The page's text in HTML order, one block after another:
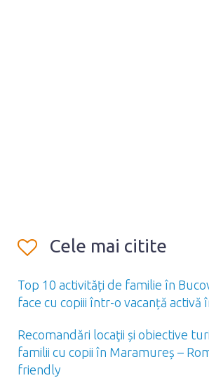
Cele mai citite
Top 10 activități de familie în
face cu copiii într-o vacanță activă
Recomandări locaţii și obiective
familii cu copii în Maramureș –
friendly